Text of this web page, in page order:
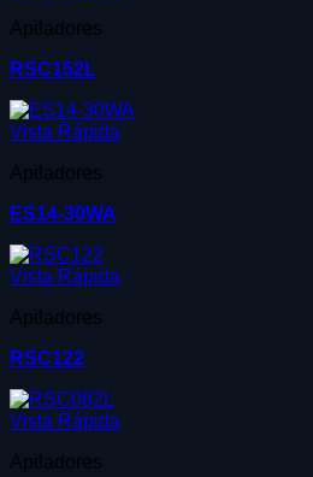
Apiladores
RSC152L
Vista Rápida
Apiladores
ES14-30WA
Vista Rápida
Apiladores
RSC122
Vista Rápida
Apiladores